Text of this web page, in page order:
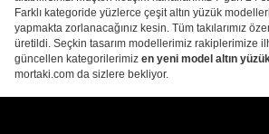
Farklı kategoride yüzlerce çeşit altın yüzük
yapmakta zorlanacağınız kesin. Tüm takılarımız
üretildi. Seçkin tasarım modellerimiz rakiplerimize
güncellen kategorilerimiz en yeni model altın
mortaki.com da sizlere bekliyor.